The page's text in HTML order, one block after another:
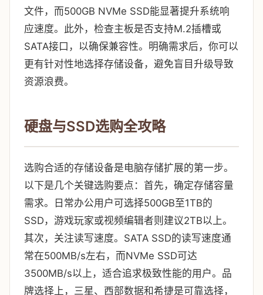
文件，而500GB NVMe SSD能显著提升系统响
应速度。此外，检查主板是否支持M.2插槽或
SATA接口，以确保兼容性。明确需求后，你可以
更有针对性地选择存储设备，避免盲目升级导致
资源浪费。
硬盘与SSD选购全攻略
选购合适的存储设备是电脑存储扩展的第一步。
以下是几个关键选购要点：首先，确定存储容量
需求。日常办公用户可选择500GB至1TB的
SSD，游戏玩家或视频编辑者则建议2TB以上。
其次，关注读写速度。SATA SSD的读写速度通
常在500MB/s左右，而NVMe SSD可达
3500MB/s以上，适合追求极致性能的用户。品
牌选择上，三星、西部数据和希捷是可靠选择，